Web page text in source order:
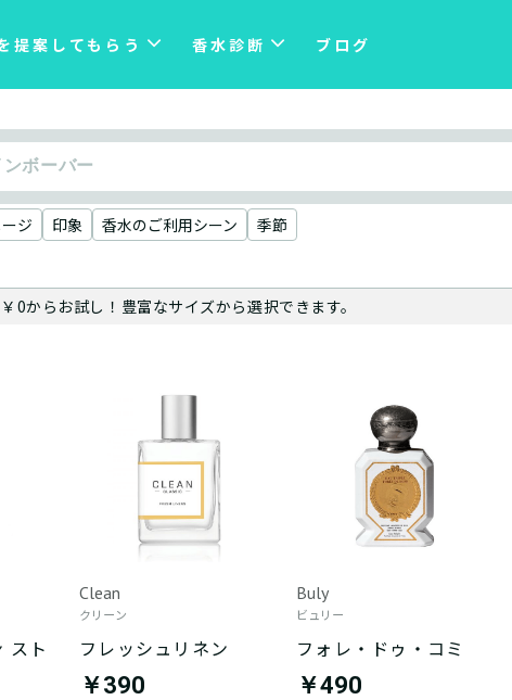
提案してもらう 香水診断 ブログ
ジ 印象 香水のご利用シーン 季節
￥0からお試し！豊富なサイズから選択できます。
スト
Clean
クリーン
フレッシュリネン
￥390
Buly
ビュリー
フォレ・ドゥ・コミ
￥490